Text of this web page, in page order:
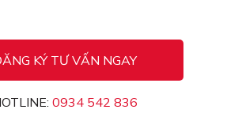
KÝ TƯ VẤN NGAY
0934 542 836